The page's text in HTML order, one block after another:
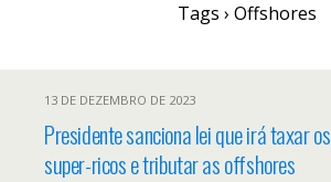
Tags › Offshores
13 DE DEZEMBRO DE 2023
Presidente sanciona lei que irá taxar os
super-ricos e tributar as offshores